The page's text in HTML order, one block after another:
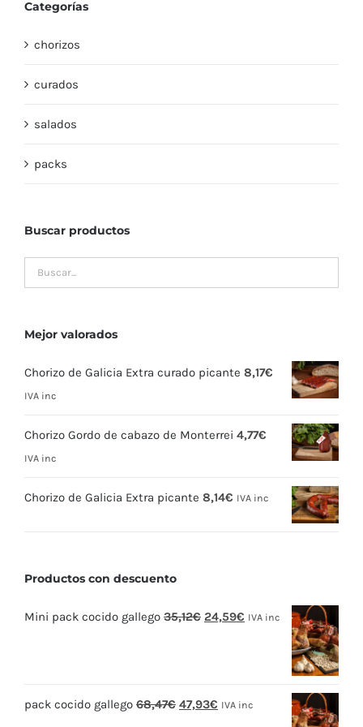
Categorías
chorizos
curados
salados
packs
Buscar productos
Mejor valorados
Chorizo de Galicia Extra curado picante 8,17€
IVA inc
Chorizo Gordo de cabazo de Monterrei 4,77€
IVA inc
Chorizo de Galicia Extra picante 8,14€ IVA inc
Productos con descuento
Mini pack cocido gallego 35,12€ El
35,12€.
24,59€ El
24,59€.
IVA inc
pack cocido gallego 68,47€ El
47,93€ El
IVA inc